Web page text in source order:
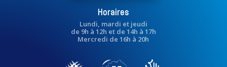
Horaires
Lundi, mardi et jeudi
de 9h à 12h et de 14h à 17h
Mercredi de 16h à 20h